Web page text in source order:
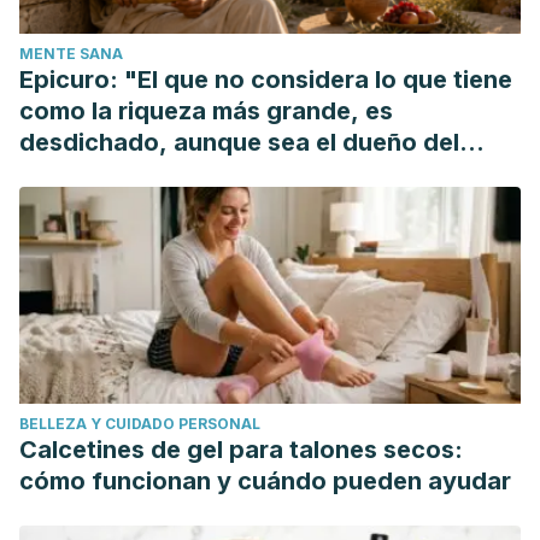
Epidemiology and quality of life in functional
gestrointestinal disorders. Chang, L. (2004). Aliment
Pharmacol Ther, 7:31-39.
Laxative abuse: epidemiology, diagnosis and management.
of Clinical Neuroscience, University of North Dakota
School of Medicine and Health Sciences. (2010). (12):1487-
503.
MENTE SANA
Epicuro: "El que no considera lo que tiene
como la riqueza más grande, es
desdichado, aunque sea el dueño del
BELLEZA Y CUIDADO PERSONAL
Calcetines de gel para talones secos:
cómo funcionan y cuándo pueden ayudar